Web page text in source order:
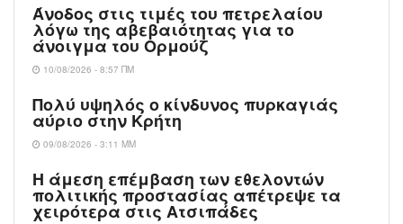
Άνοδος στις τιμές του πετρελαίου
λόγω της αβεβαιότητας για το
άνοιγμα του Ορμούζ
10/08/2026 - 8:57 ΠΜ
Πολύ υψηλός ο κίνδυνος πυρκαγιάς
αύριο στην Κρήτη
09/08/2026 - 3:11 ΜΜ
Η άμεση επέμβαση των εθελοντών
πολιτικής προστασίας απέτρεψε τα
χειρότερα στις Aτσιπάδες